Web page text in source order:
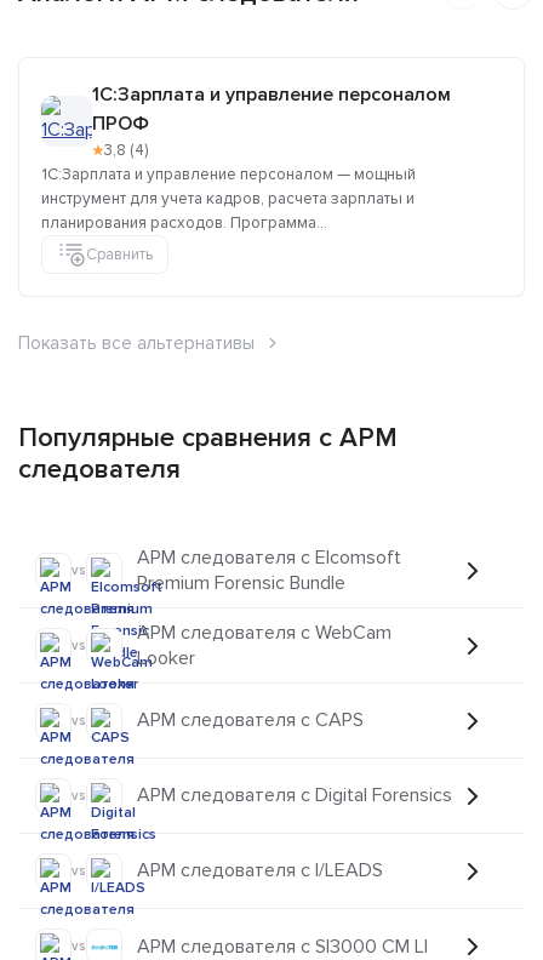
1C:Зарплата и управление персоналом
ПРОФ
★3,8 (4)
1C:Зарплата и управление персоналом — мощный
инструмент для учета кадров, расчета зарплаты и
планирования расходов. Программа...
Сравнить
Показать все альтернативы
Популярные сравнения с АРМ
следователя
vs
АРМ следователя с Elcomsoft
Premium Forensic Bundle
vs
АРМ следователя с WebCam
Looker
vs АРМ следователя с CAPS
vs АРМ следователя с Digital Forensics
vs АРМ следователя с I/LEADS
vs АРМ следователя с SI3000 CM LI